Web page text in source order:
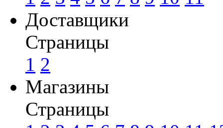
Доставщики
Страницы
1 2
Магазины
Страницы